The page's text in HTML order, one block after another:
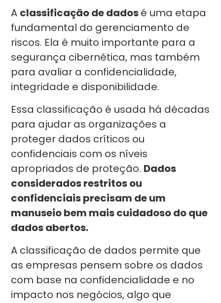
A classificação de dadosé uma etapa
fundamental do gerenciamento de
riscos. Ela é muito importante para a
segurança cibernética, mas também
para avaliar a confidencialidade,
integridade e disponibilidade.
Essa classificação é usada há décadas
para ajudar as organizações a
proteger dados críticos ou
confidenciais com os níveis
apropriados de proteção. Dados
considerados restritos ou
confidenciais precisam de um
manuseio bem mais cuidadoso do que
dados abertos.
A classificação de dados permite que
as empresas pensem sobre os dados
com base na confidencialidade e no
impacto nos negócios, algo que